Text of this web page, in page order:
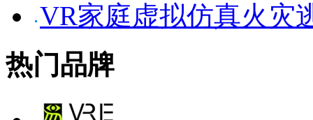
VR家庭虚拟仿真火灾
热门品牌